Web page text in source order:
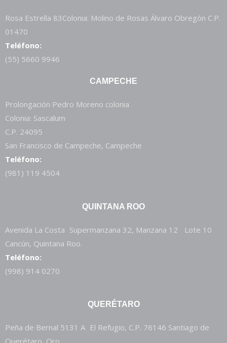
Rosa Estrella 83Colonia: Molino de Rosas Álvaro Obregón C.P.
01470
Teléfono:
(55) 5660 9946
CAMPECHE
Prolongación Pedro Moreno colonia
Colonia: Sascalum
C.P. 24095
San Francisco de Campeche, Campeche
Teléfono:
(981) 119 4504
QUINTANA ROO
Avenida La Costa Supermanzana 32, Manzana 12 Lote 10
Cancún, Quintana Roo.
Teléfono:
(998) 914 0270
QUERÉTARO
Peña de Bernal 5131 A El Refugio, C.P. 76146 Santiago de